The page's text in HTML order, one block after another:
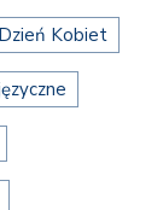
Kobiet